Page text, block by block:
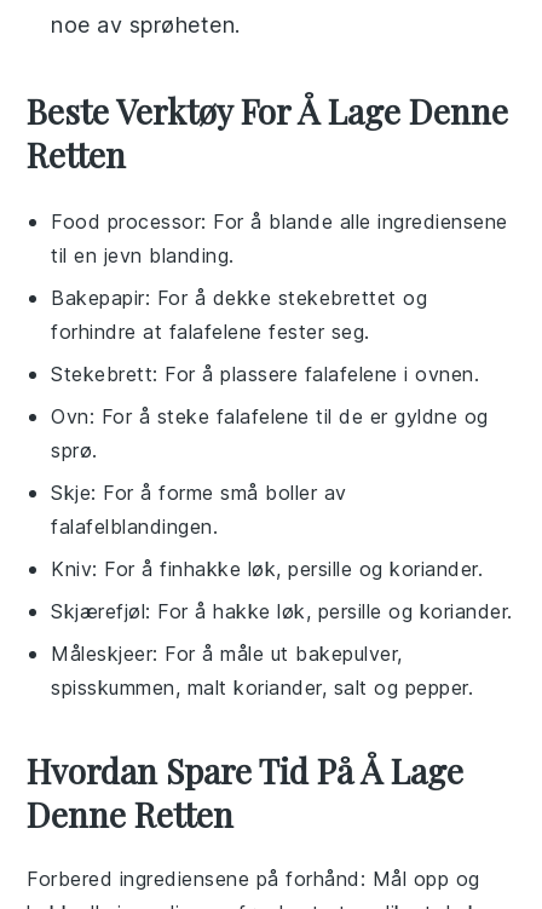
noe av sprøheten.
Beste Verktøy For Å Lage Denne
Retten
Food processor: For å blande alle ingrediensene
til en jevn blanding.
Bakepapir: For å dekke stekebrettet og
forhindre at falafelene fester seg.
Stekebrett: For å plassere falafelene i ovnen.
Ovn: For å steke falafelene til de er gyldne og
sprø.
Skje: For å forme små boller av
falafelblandingen.
Kniv: For å finhakke løk, persille og koriander.
Skjærefjøl: For å hakke løk, persille og koriander.
Måleskjeer: For å måle ut bakepulver,
spisskummen, malt koriander, salt og pepper.
Hvordan Spare Tid På Å Lage
Denne Retten
Forbered ingrediensene på forhånd : Mål opp og